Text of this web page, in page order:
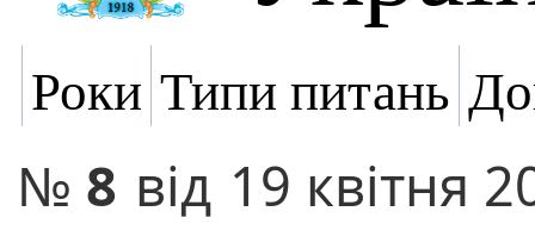
Роки Типи питань
№ 8 від 19 квітня